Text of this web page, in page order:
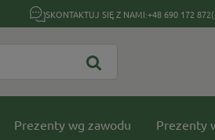
SKONTAKTUJ SIĘ Z NAMI:+48 690 172 872
Prezenty wg zawodu Prezenty